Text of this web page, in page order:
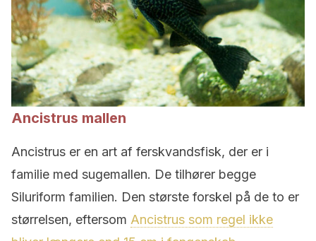
Ancistrus mallen
Ancistrus er en art af ferskvandsfisk, der er i
familie med sugemallen. De tilhører begge
Siluriform familien. Den største forskel på de to er
størrelsen, eftersom Ancistrus som regel ikke